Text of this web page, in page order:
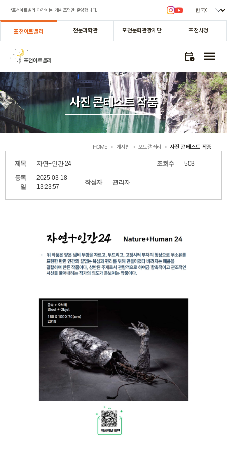
포천아트밸리 천문과학관 포천문화관광재단 포천시청
*포천아트밸리 야간에는 기본 조명만 운영합니다.
menu
calendar_clock
사진 콘테스트 작품
HOME > 게시판 > 포토갤러리 > 사진 콘테스트 작품
제목 자연+인간 24 조회수
503
등록
일
2025-03-18
13:23:57
작성자 관리자